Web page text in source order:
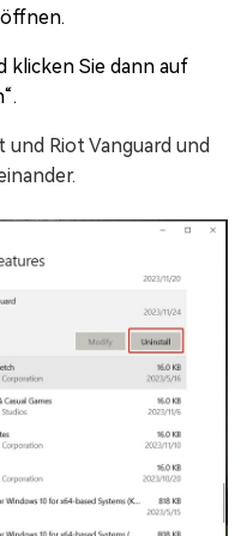
klicken Sie dann auf
und Riot Vanguard und